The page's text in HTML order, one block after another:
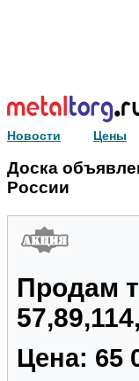
Новости Цены
Доска
России
Продам
Цена: 65